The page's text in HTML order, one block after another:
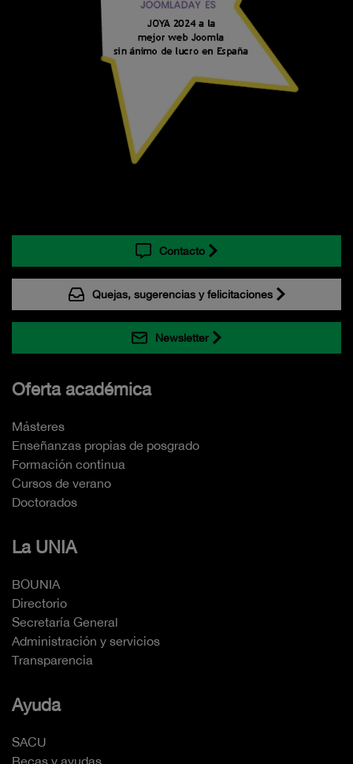
Contacto
Quejas, sugerencias y felicitaciones
Newsletter
Oferta académica
Másteres
Enseñanzas propias de posgrado
Formación continua
Cursos de verano
Doctorados
La UNIA
BOUNIA
Directorio
Secretaría General
Administración y servicios
Transparencia
Ayuda
SACU
Becas y ayudas